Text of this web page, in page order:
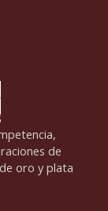
de
oro y plata